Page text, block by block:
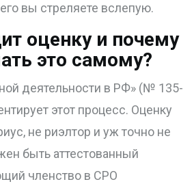
вы стреляете вслепую.
оценку и почему
это самому?
деятельности в РФ» (№ 135-
этот процесс. Оценку
не риэлтор и уж точно не
быть аттестованный
членство в СРО